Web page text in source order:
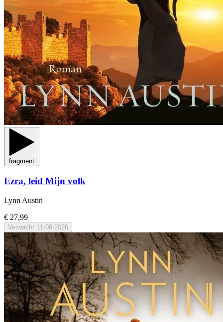
fragment
Ezra, leid Mijn volk
Lynn Austin
€ 27,99
Verwacht 11-08-2026